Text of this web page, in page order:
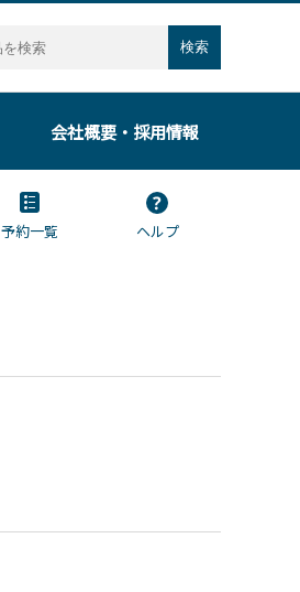
検索
会社概要・採用情報
予約一覧
ヘルプ